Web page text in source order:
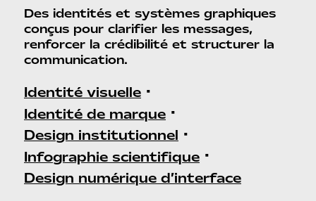
Des identités et systèmes graphiques
conçus pour clarifier les messages,
renforcer la crédibilité et structurer la
communication.
Identité visuelle •
Identité de marque •
Design institutionnel •
Infographie scientifique •
Design numérique d’interface